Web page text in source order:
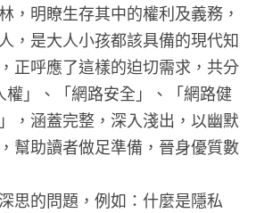
，明瞭生存其中的權利及義務，
，是大人小孩都該具備的現代知
正呼應了這樣的迫切需求，共分
」、「網路安全」、「網路健
，涵蓋完整，深入淺出，以幽默
幫助讀者做足準備，晉身優質數
思的問題，例如：什麼是隱私